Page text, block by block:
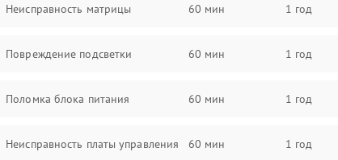
Неисправность матрицы 60 мин 1 год
Повреждение подсветки 60 мин 1 год
Поломка блока питания 60 мин 1 год
Неисправность платы управления 60 мин 1 год